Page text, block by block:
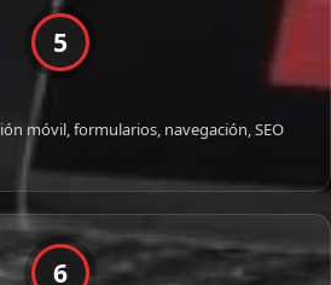
5
móvil, formularios, navegación, SEO
6